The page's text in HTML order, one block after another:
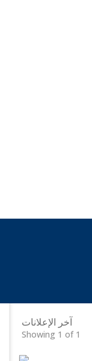
آخر الإعلانات
Showing 1 of 1